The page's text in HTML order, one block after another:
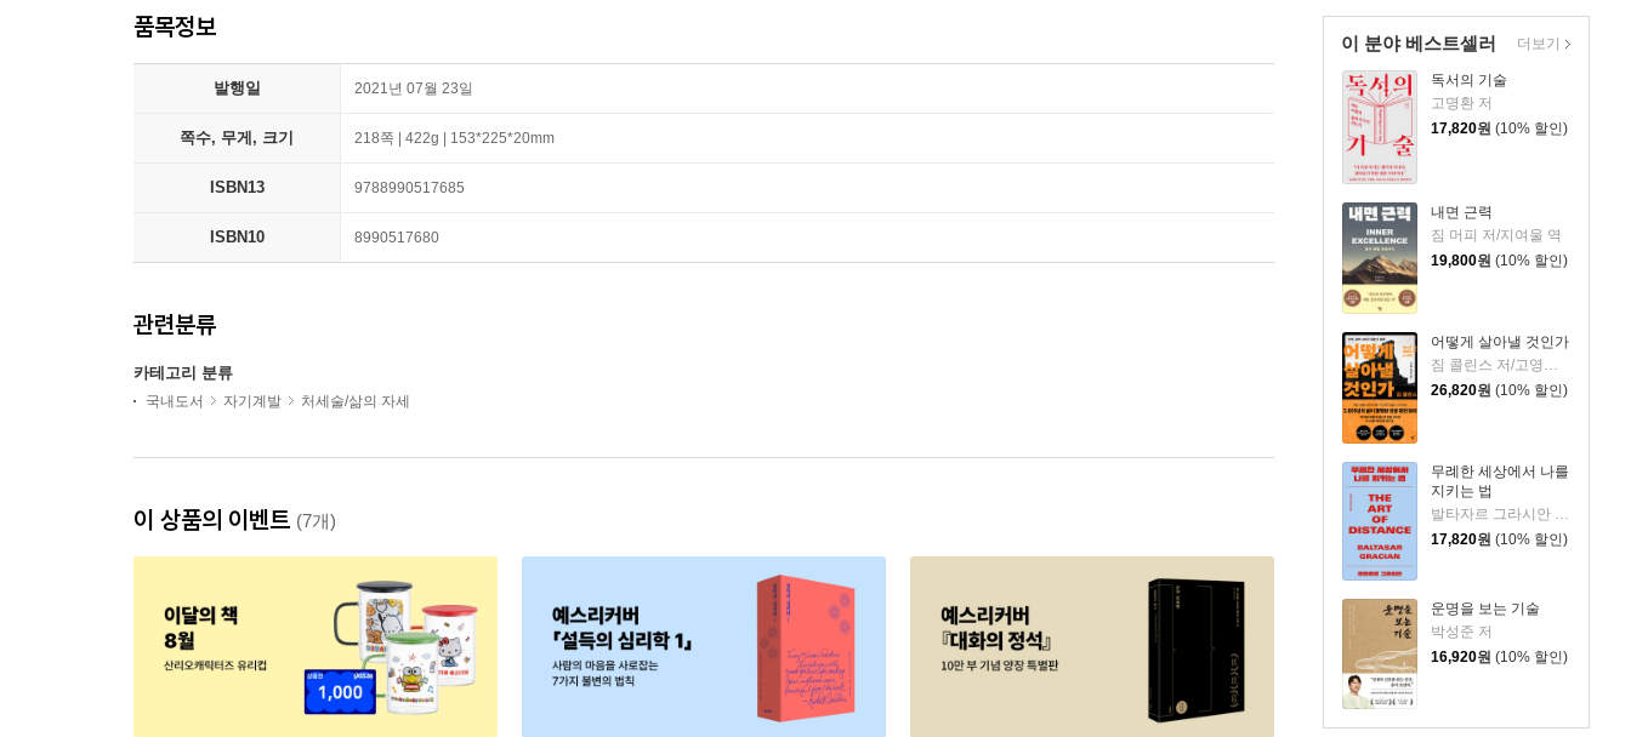
이 분야 베스트셀러
독서의 기술
고명환 저
17,820원 (10% 할인)
내면 근력
짐 머피 저/지여울 역
19,800원 (10% 할인)
어떻게 살아낼 것인가
짐 콜린스 저/고영훈,윤영호 역
26,820원 (10% 할인)
무례한 세상에서 나를
지키는 법
17,820원 (10% 할인)
운명을 보는 기술
박성준 저
16,920원 (10% 할인)
더보기
품목정보
발행일 2021년 07월 23일
쪽수, 무게, 크기 218쪽 | 422g | 153*225*20mm
ISBN13 9788990517685
ISBN10 8990517680
관련분류
카테고리 분류
국내도서 자기계발 처세술/삶의 자세
이 상품의 이벤트 (7개)